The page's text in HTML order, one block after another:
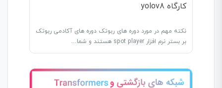
کارگاه yolov8
نکته مهم در مورد دوره های ربوتک دوره های آکادمی ربوتک
بر بستر نرم افزار spot player هستند و شما…